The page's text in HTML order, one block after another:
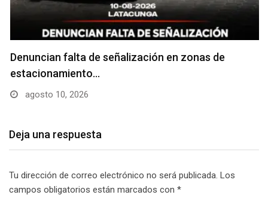
Denuncian falta de señalización en zonas de
estacionamiento…
agosto 10, 2026
Deja una respuesta
Tu dirección de correo electrónico no será publicada. Los
campos obligatorios están marcados con *